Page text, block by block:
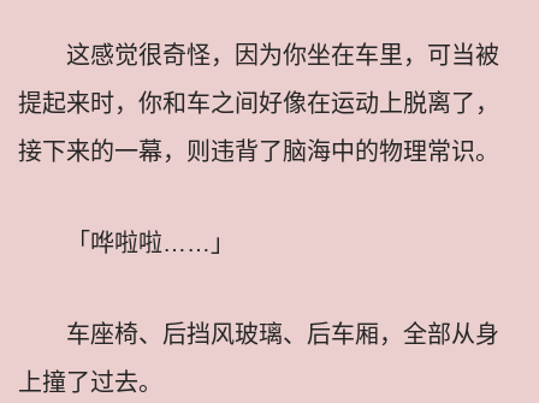
这感觉很奇怪，因为你坐在车里，可当被
提起来时，你和车之间好像在运动上脱离了，
接下来的一幕，则违背了脑海中的物理常识。
「哗啦啦……」
车座椅、后挡风玻璃、后车厢，全部从身
上撞了过去。